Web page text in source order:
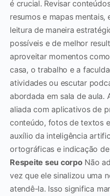
é crucial. Revisar
resumos e mapas
leitura de maneira
possíveis e de melhor
aproveitar momentos
casa, o trabalho e a
atividades ou escutar
abordada em sala de aula.
aliada com aplicativos de
conteúdo, fotos de textos
auxílio da inteligência
ortográficas e indicação
Respeite seu corpo Não
vez que ele sinalizou uma
atendê-la. Isso significa